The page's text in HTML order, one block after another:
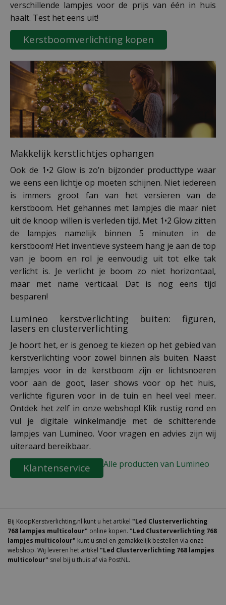
verschillende lampjes voor de prijs van één in huis
haalt. Test het eens uit!
Kerstboomverlichting kopen
Makkelijk kerstlichtjes ophangen
Ook de 1•2 Glow is zo’n bijzonder producttype waar
we eens een lichtje op moeten schijnen. Niet iedereen
is immers groot fan van het versieren van de
kerstboom. Het gehannes met lampjes die maar niet
uit de knoop willen is verleden tijd. Met 1•2 Glow zitten
de lampjes namelijk binnen 5 minuten in de
kerstboom! Het inventieve systeem hang je aan de top
van je boom en rol je eenvoudig uit tot elke tak
verlicht is. Je verlicht je boom zo niet horizontaal,
maar met name verticaal. Dat is nog eens tijd
besparen!
Lumineo kerstverlichting buiten: figuren,
lasers en clusterverlichting
Je hoort het, er is genoeg te kiezen op het gebied van
kerstverlichting voor zowel binnen als buiten. Naast
lampjes voor in de kerstboom zijn er lichtsnoeren
voor aan de goot, laser shows voor op het huis,
verlichte figuren voor in de tuin en heel veel meer.
Ontdek het zelf in onze webshop! Klik rustig rond en
vul je digitale winkelmandje met de schitterende
lampjes van Lumineo. Voor vragen en advies zijn wij
uiteraard bereikbaar.
Klantenservice Alle producten van Lumineo
Bij KoopKerstverlichting.nl kunt u het artikel "Led Clusterverlichting
768 lampjes multicolour" online kopen. "Led Clusterverlichting 768
lampjes multicolour" kunt u snel en gemakkelijk bestellen via onze
webshop. Wij leveren het artikel "Led Clusterverlichting 768 lampjes
multicolour" snel bij u thuis af via PostNL.